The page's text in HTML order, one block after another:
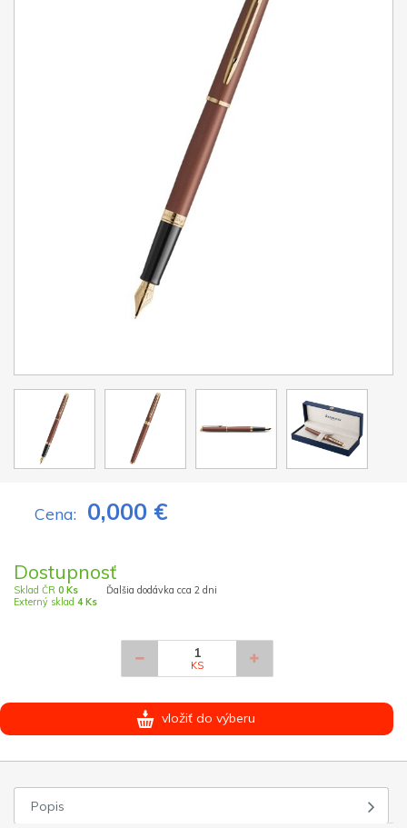
Cena: 0,000 €
Dostupnosť
Sklad ČR 0 Ks
Externý sklad 4 Ks
Ďalšia dodávka cca 2 dni
KS
vložiť do výberu
Popis